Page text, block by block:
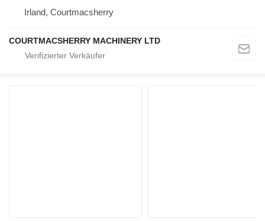
Irland, Courtmacsherry
COURTMACSHERRY MACHINERY LTD